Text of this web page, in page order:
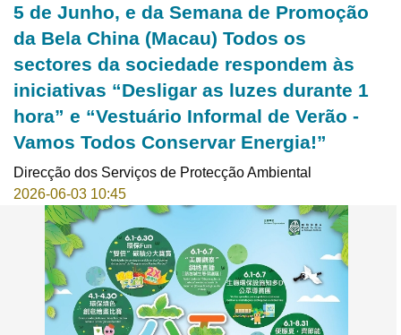
5 de Junho, e da Semana de Promoção
da Bela China (Macau) Todos os
sectores da sociedade respondem às
iniciativas “Desligar as luzes durante 1
hora” e “Vestuário Informal de Verão -
Vamos Todos Conservar Energia!”
Direcção dos Serviços de Protecção Ambiental
2026-06-03 10:45